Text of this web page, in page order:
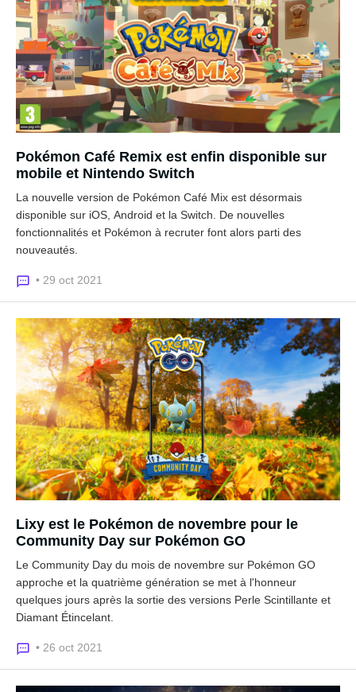
Pokémon Café Remix est enfin disponible sur
mobile et Nintendo Switch
La nouvelle version de Pokémon Café Mix est désormais
disponible sur iOS, Android et la Switch. De nouvelles
fonctionnalités et Pokémon à recruter font alors parti des
nouveautés.
• 29 oct 2021
Lixy est le Pokémon de novembre pour le
Community Day sur Pokémon GO
Le Community Day du mois de novembre sur Pokémon GO
approche et la quatrième génération se met à l'honneur
quelques jours après la sortie des versions Perle Scintillante et
Diamant Étincelant.
• 26 oct 2021